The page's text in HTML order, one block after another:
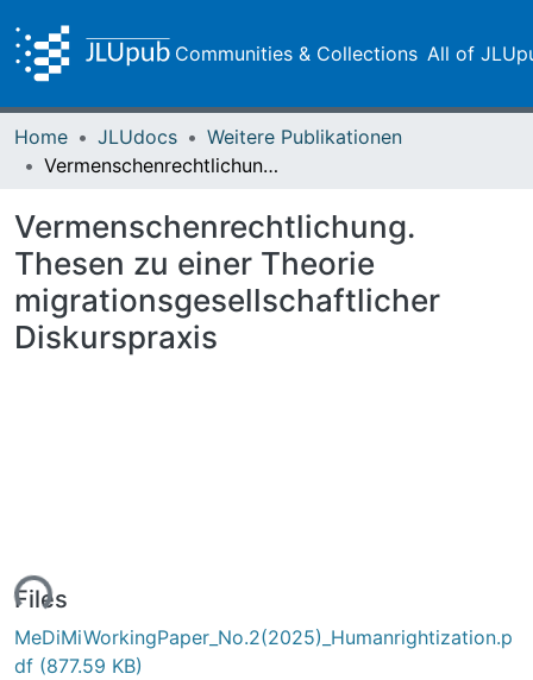
Communities & Collections All of
Home JLUdocs
Weitere Publikationen
Vermenschenrechtlichung. Thesen zu einer Theorie migrationsgesellschaftlicher Diskurspraxis
Vermenschenrechtlichung.
Thesen zu einer Theorie
migrationsgesellschaftlicher
Diskurspraxis
Files
MeDiMiWorkingPaper_No.2(2025)_Humanrightization.p
df (877.59 KB)